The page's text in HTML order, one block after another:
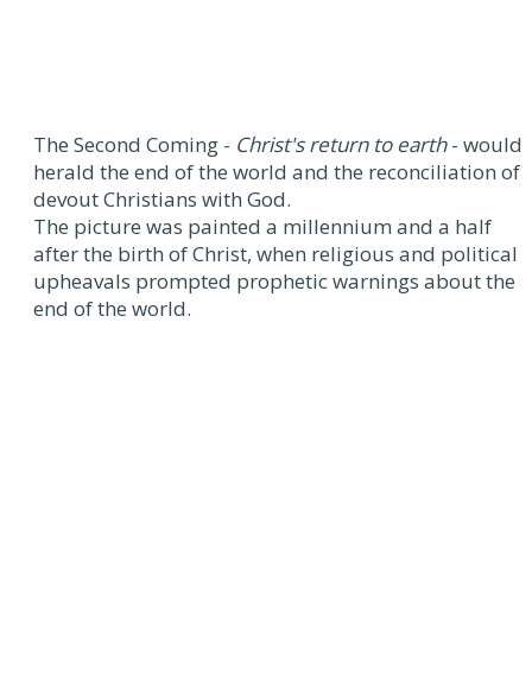
The Second Coming - Christ's return to earth- would
herald the end of the world and the reconciliation of
devout Christians with God.
The picture was painted a millennium and a half
after the birth of Christ, when religious and political
upheavals prompted prophetic warnings about the
end of the world.